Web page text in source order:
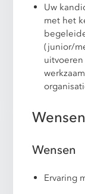
Uw
met het
(junior/
Wensen
Ervaring